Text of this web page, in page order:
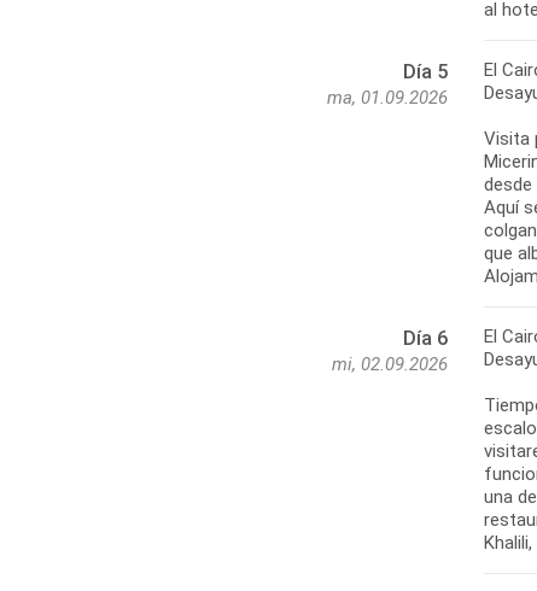
al
Día 5
ma, 01.09.2026
El
Visita
desde
Aquí
que
Día 6
mi, 02.09.2026
El
una